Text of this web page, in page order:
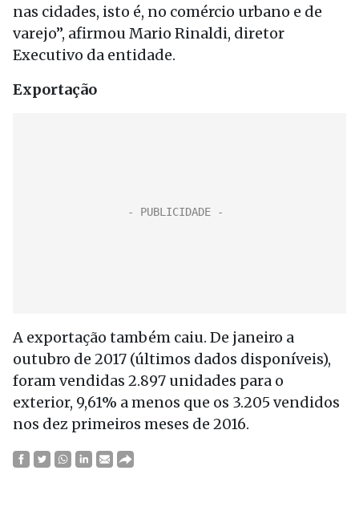
nas cidades, isto é, no comércio urbano e de
varejo”, afirmou Mario Rinaldi, diretor
Executivo da entidade.
Exportação
A exportação também caiu. De janeiro a
outubro de 2017 (últimos dados disponíveis),
foram vendidas 2.897 unidades para o
exterior, 9,61% a menos que os 3.205 vendidos
nos dez primeiros meses de 2016.